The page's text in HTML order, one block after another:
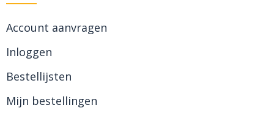
Account aanvragen
Inloggen
Bestellijsten
Mijn bestellingen